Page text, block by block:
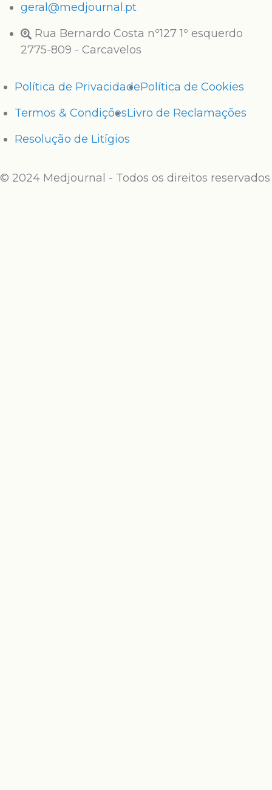
geral@medjournal.pt
Rua Bernardo Costa nº127 1º esquerdo
2775-809 - Carcavelos
Política de PrivacidadePolítica de Cookies
Termos & CondiçõesLivro de Reclamações
Resolução de Litígios
© 2024 Medjournal - Todos os direitos reservados